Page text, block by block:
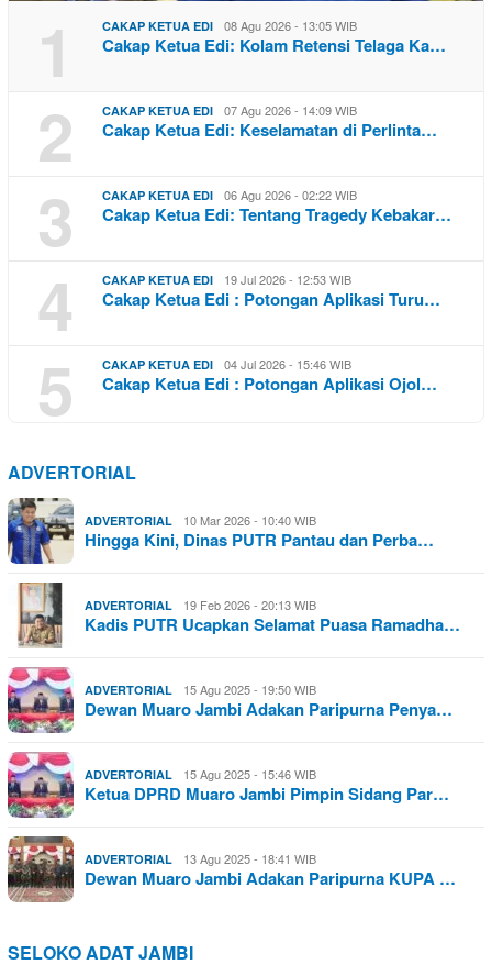
1 CAKAP KETUA EDI 08 Agu 2026 - 13:05 WIB
Cakap Ketua Edi: Kolam Retensi Telaga Ka…
2 CAKAP KETUA EDI 07 Agu 2026 - 14:09 WIB
Cakap Ketua Edi: Keselamatan di Perlinta…
3 CAKAP KETUA EDI 06 Agu 2026 - 02:22 WIB
Cakap Ketua Edi: Tentang Tragedy Kebakar…
4 CAKAP KETUA EDI 19 Jul 2026 - 12:53 WIB
Cakap Ketua Edi : Potongan Aplikasi Turu…
5 CAKAP KETUA EDI 04 Jul 2026 - 15:46 WIB
Cakap Ketua Edi : Potongan Aplikasi Ojol…
ADVERTORIAL
ADVERTORIAL 10 Mar 2026 - 10:40 WIB
Hingga Kini, Dinas PUTR Pantau dan Perba…
ADVERTORIAL 19 Feb 2026 - 20:13 WIB
Kadis PUTR Ucapkan Selamat Puasa Ramadha…
ADVERTORIAL 15 Agu 2025 - 19:50 WIB
Dewan Muaro Jambi Adakan Paripurna Penya…
ADVERTORIAL 15 Agu 2025 - 15:46 WIB
Ketua DPRD Muaro Jambi Pimpin Sidang Par…
ADVERTORIAL 13 Agu 2025 - 18:41 WIB
Dewan Muaro Jambi Adakan Paripurna KUPA …
SELOKO ADAT JAMBI